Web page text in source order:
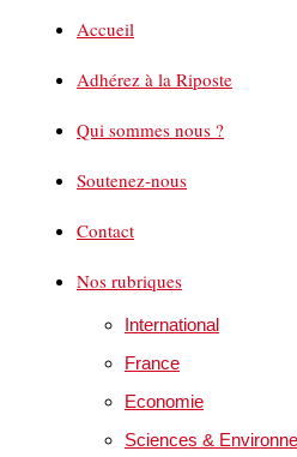
Accueil
Adhérez à la Riposte
Qui sommes nous ?
Soutenez-nous
Contact
Nos rubriques
International
France
Economie
Sciences &